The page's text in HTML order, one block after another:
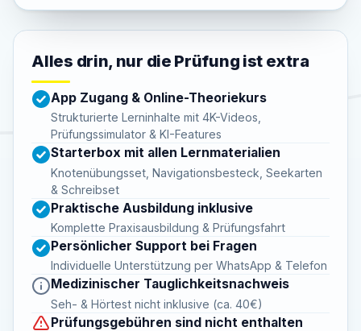
Alles drin, nur die Prüfung ist extra
App Zugang & Online-Theoriekurs
Strukturierte Lerninhalte mit 4K-Videos,
Prüfungssimulator & KI-Features
Starterbox mit allen Lernmaterialien
Knotenübungsset, Navigationsbesteck, Seekarten
& Schreibset
Praktische Ausbildung inklusive
Komplette Praxisausbildung & Prüfungsfahrt
Persönlicher Support bei Fragen
Individuelle Unterstützung per WhatsApp & Telefon
Medizinischer Tauglichkeitsnachweis
Seh- & Hörtest nicht inklusive (ca. 40€)
Prüfungsgebühren sind nicht enthalten